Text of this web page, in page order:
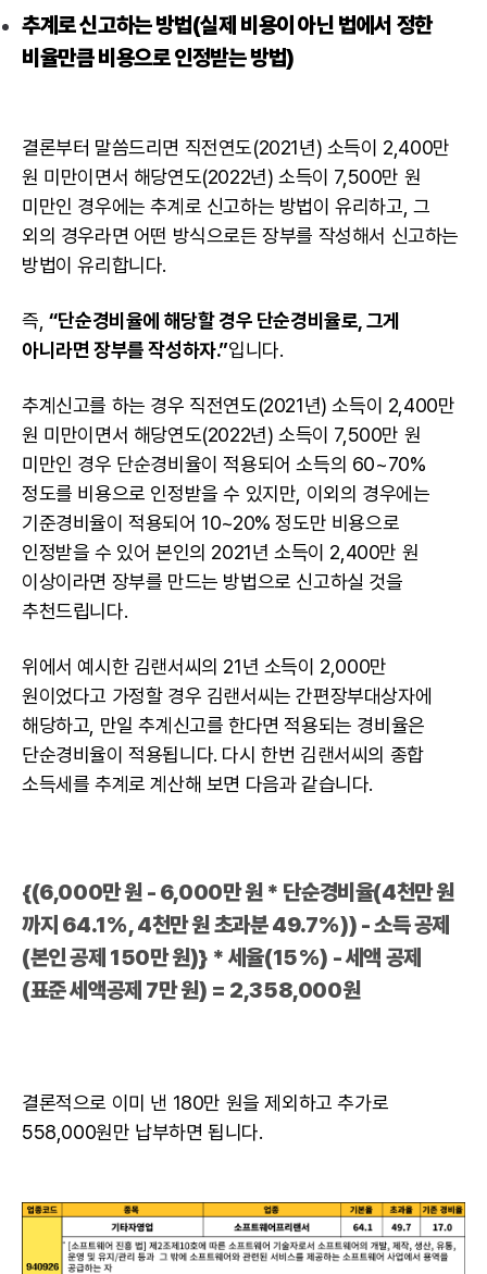
추계로 신고하는 방법(실제 비용이 아닌 법에서 정한
비율만큼 비용으로 인정받는 방법)
결론부터 말씀드리면 직전연도(2021년) 소득이 2,400만
원 미만이면서 해당연도(2022년) 소득이 7,500만 원
미만인 경우에는 추계로 신고하는 방법이 유리하고, 그
외의 경우라면 어떤 방식으로든 장부를 작성해서 신고하는
방법이 유리합니다.
즉, “단순경비율에 해당할 경우 단순경비율로, 그게
아니라면 장부를 작성하자.”입니다.
추계신고를 하는 경우 직전연도(2021년) 소득이 2,400만
원 미만이면서 해당연도(2022년) 소득이 7,500만 원
미만인 경우 단순경비율이 적용되어 소득의 60~70%
정도를 비용으로 인정받을 수 있지만, 이외의 경우에는
기준경비율이 적용되어 10~20% 정도만 비용으로
인정받을 수 있어 본인의 2021년 소득이 2,400만 원
이상이라면 장부를 만드는 방법으로 신고하실 것을
추천드립니다.
위에서 예시한 김랜서씨의 21년 소득이 2,000만
원이었다고 가정할 경우 김랜서씨는 간편장부대상자에
해당하고, 만일 추계신고를 한다면 적용되는 경비율은
단순경비율이 적용됩니다. 다시 한번 김랜서씨의 종합
소득세를 추계로 계산해 보면 다음과 같습니다.
{(6,000만 원 - 6,000만 원 * 단순경비율(4천만 원
까지 64.1%, 4천만 원 초과분 49.7%)) - 소득 공제
(본인 공제 150만 원)} * 세율(15%) - 세액 공제
(표준 세액공제 7만 원) = 2,358,000원
결론적으로 이미 낸 180만 원을 제외하고 추가로
558,000원만 납부하면 됩니다.